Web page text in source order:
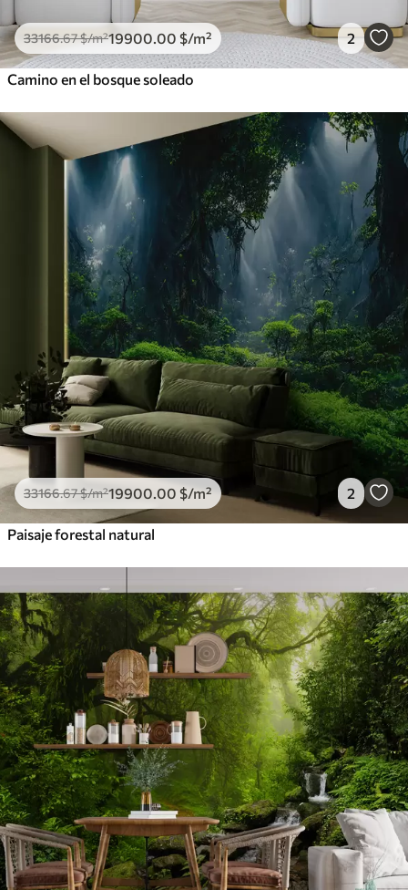
33166.67$/m²19900 .00 $/m² 2
Camino en el bosque soleado
33166.67$/m²19900 .00 $/m² 2
Paisaje forestal natural